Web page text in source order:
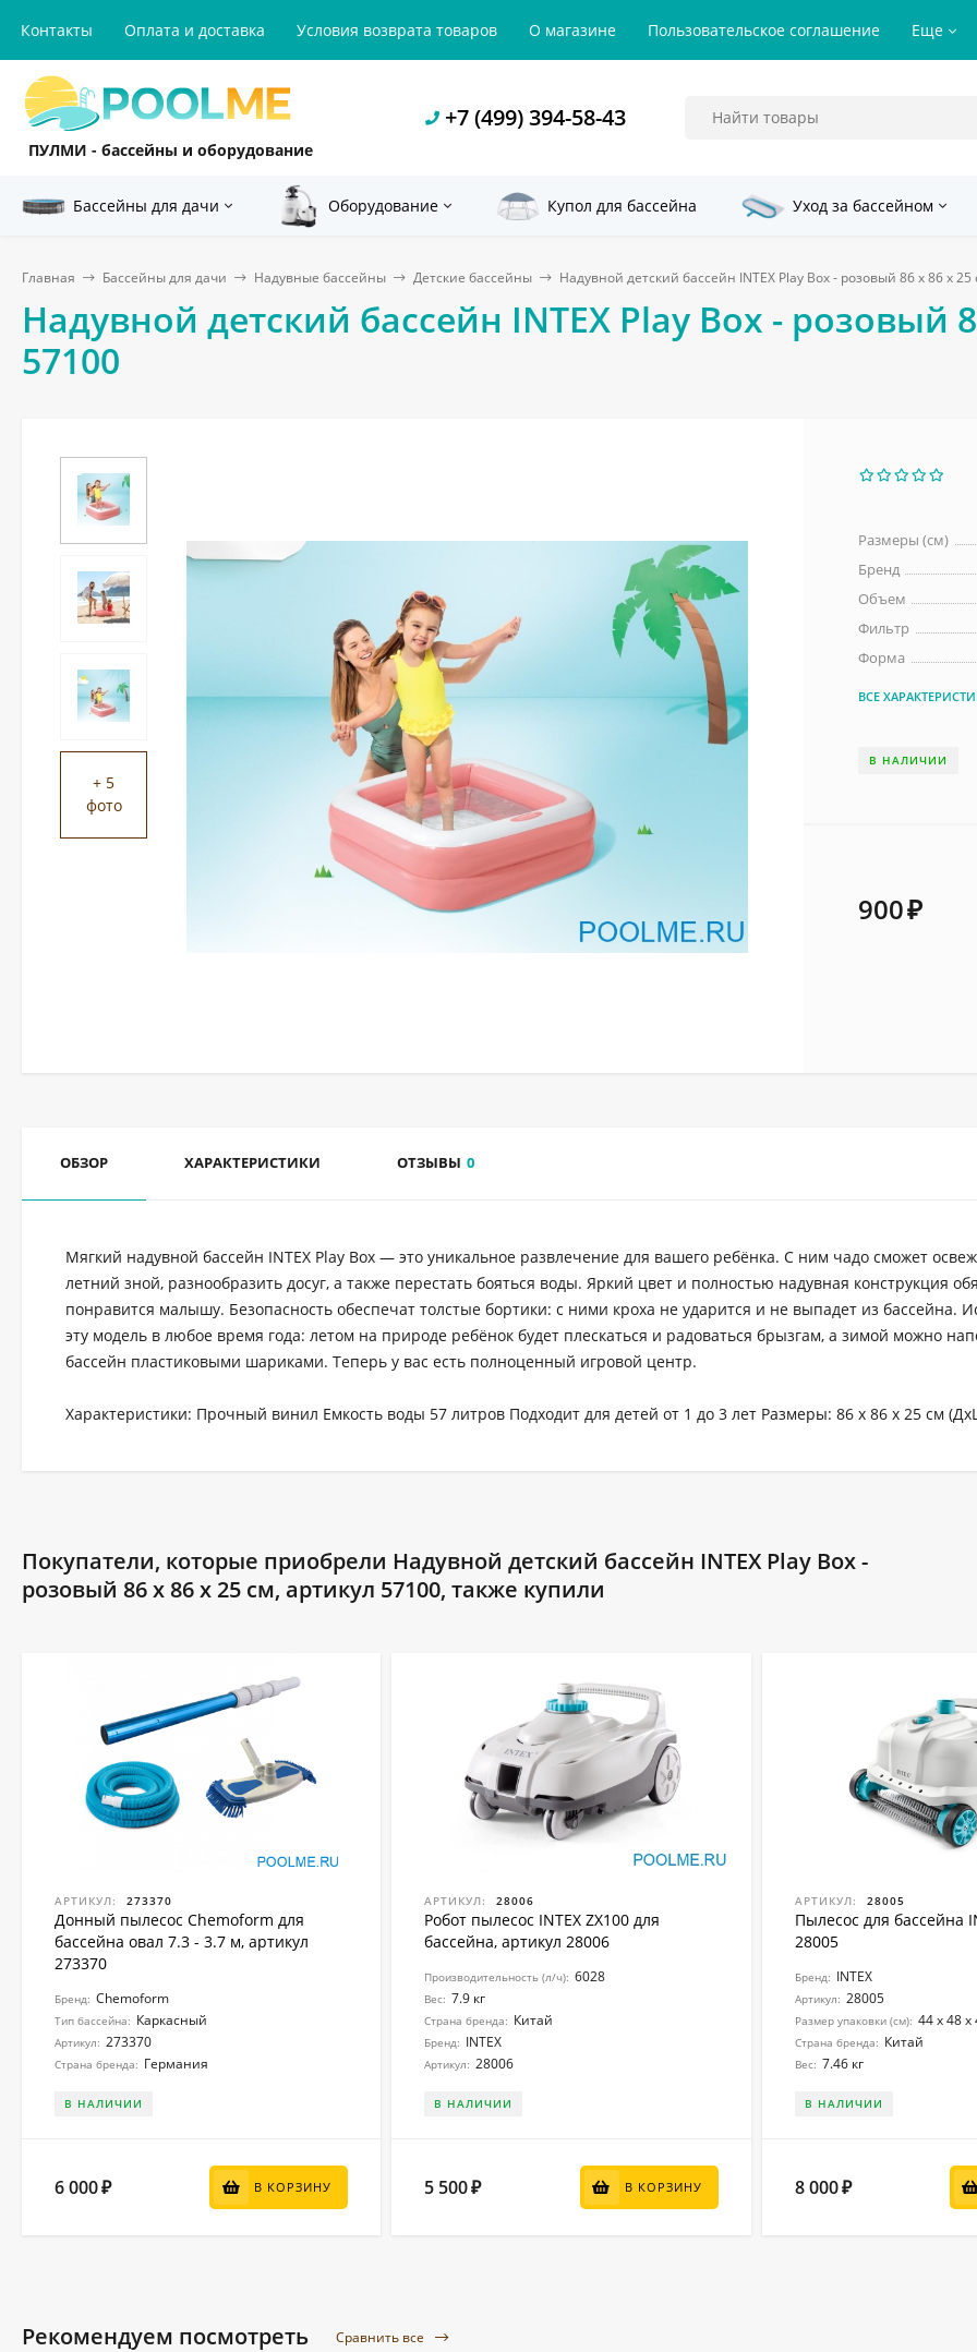
Контакты Оплата и доставка Условия возврата товаров О магазине Пользовательское соглашение Еще
ПУЛМИ - бассейны и оборудование
+7 (499) 394-58-43
Бассейны для дачи Оборудование Купол для бассейна Уход за бассейном
Главная Бассейны для дачи Надувные бассейны Детские бассейны Надувной детский бассейн INTEX Play Box - розовый 86 х 86 х
Надувной детский бассейн INTEX Play Box - розовый
57100
+ 5
фото
Размеры (см)
Бренд
Объем
Фильтр
Форма
ВСЕ
В НАЛИЧИИ
900₽
ОБЗОР ХАРАКТЕРИСТИКИ ОТЗЫВЫ 0
Мягкий надувной бассейн INTEX Play Box — это уникальное развлечение для вашего ребёнка. С ним чадо сможет
летний зной, разнообразить досуг, а также перестать бояться воды. Яркий цвет и полностью надувная конструкция
понравится малышу. Безопасность обеспечат толстые бортики: с ними кроха не ударится и не выпадет из бассейна.
эту модель в любое время года: летом на природе ребёнок будет плескаться и радоваться брызгам, а зимой можно
бассейн пластиковыми шариками. Теперь у вас есть полноценный игровой центр.
Характеристики: Прочный винил Емкость воды 57 литров Подходит для детей от 1 до 3 лет Размеры: 86 x 86 x 25 см
Покупатели, которые приобрели Надувной детский бассейн INTEX Play Box -
розовый 86 х 86 х 25 см, артикул 57100, также купили
АРТИКУЛ: 273370
Донный пылесос Chemoform для
бассейна овал 7.3 - 3.7 м, артикул
273370
Бренд: Chemoform
Тип бассейна: Каркасный
Артикул: 273370
Страна бренда: Германия
В НАЛИЧИИ
6 000₽ В КОРЗИНУ
АРТИКУЛ: 28006
Робот пылесос INTEX ZX100 для
бассейна, артикул 28006
Производительность (л/ч): 6028
Вес: 7.9 кг
Страна бренда: Китай
Бренд: INTEX
Артикул: 28006
В НАЛИЧИИ
5 500₽ В КОРЗИНУ
АРТИКУЛ: 28005
Пылесос для бассейна
28005
Бренд: INTEX
Артикул: 28005
Размер упаковки (см): 44 х 48 х
Страна бренда: Китай
Вес: 7.46 кг
В НАЛИЧИИ
8 000₽
Рекомендуем посмотреть Сравнить все